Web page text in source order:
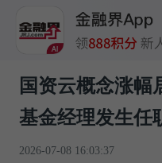
国资云概念涨幅
基金经理发生任
2026-07-08 16:03:37